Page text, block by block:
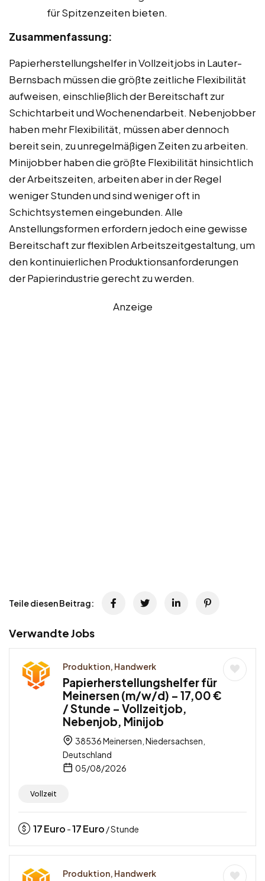
für Spitzenzeiten bieten.
Zusammenfassung:
Papierherstellungshelfer in Vollzeitjobs in Lauter-
Bernsbach müssen die größte zeitliche Flexibilität
aufweisen, einschließlich der Bereitschaft zur
Schichtarbeit und Wochenendarbeit. Nebenjobber
haben mehr Flexibilität, müssen aber dennoch
bereit sein, zu unregelmäßigen Zeiten zu arbeiten.
Minijobber haben die größte Flexibilität hinsichtlich
der Arbeitszeiten, arbeiten aber in der Regel
weniger Stunden und sind weniger oft in
Schichtsystemen eingebunden. Alle
Anstellungsformen erfordern jedoch eine gewisse
Bereitschaft zur flexiblen Arbeitszeitgestaltung, um
den kontinuierlichen Produktionsanforderungen
der Papierindustrie gerecht zu werden.
Anzeige
Teile diesen Beitrag:
Verwandte Jobs
Produktion, Handwerk
Papierherstellungshelfer für
Meinersen (m/w/d) – 17,00 €
/ Stunde – Vollzeitjob,
Nebenjob, Minijob
38536 Meinersen, Niedersachsen,
Deutschland
05/08/2026
Vollzeit
17Euro -17Euro / Stunde
Produktion, Handwerk